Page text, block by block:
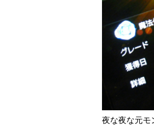
夜な夜な元モ